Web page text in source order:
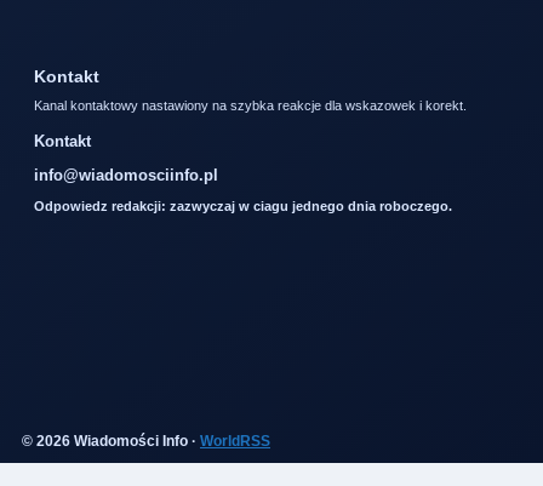
Kontakt
Kanal kontaktowy nastawiony na szybka reakcje dla wskazowek i korekt.
Kontakt
info@wiadomosciinfo.pl
Odpowiedz redakcji: zazwyczaj w ciagu jednego dnia roboczego.
© 2026 Wiadomości Info · WorldRSS